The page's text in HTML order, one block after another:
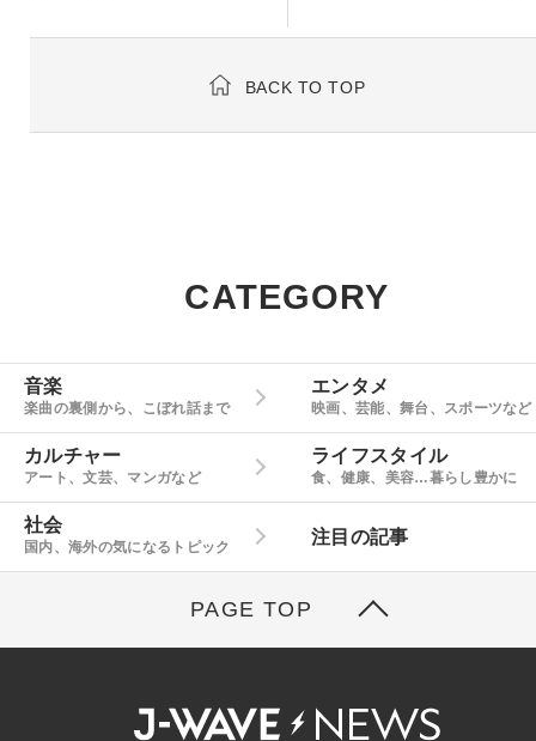
BACK TO TOP
CATEGORY
音楽
楽曲の裏側から、こぼれ話まで
エンタメ
映画、芸能、舞台、スポーツなど
カルチャー
アート、文芸、マンガなど
ライフスタイル
食、健康、美容…暮らし豊かに
社会
国内、海外の気になるトピック
注目の記事
PAGE TOP